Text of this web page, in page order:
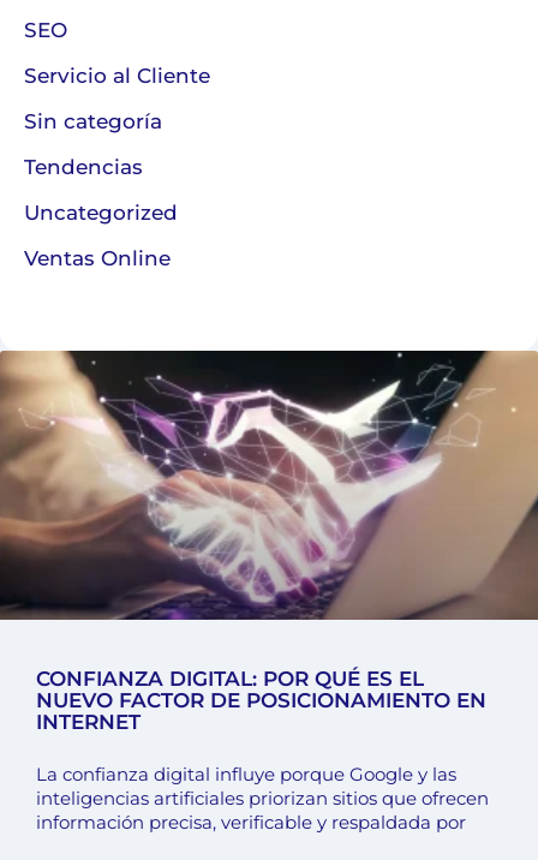
SEO
Servicio al Cliente
Sin categoría
Tendencias
Uncategorized
Ventas Online
CONFIANZA DIGITAL: POR QUÉ ES EL
NUEVO FACTOR DE POSICIONAMIENTO EN
INTERNET
La confianza digital influye porque Google y las
inteligencias artificiales priorizan sitios que ofrecen
información precisa, verificable y respaldada por